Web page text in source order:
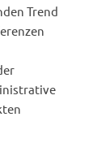
Trend